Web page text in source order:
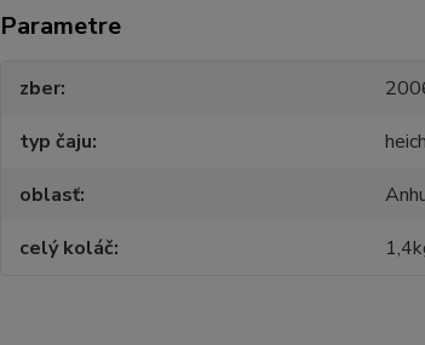
Parametre
zber
typ čaju
oblasť
celý koláč